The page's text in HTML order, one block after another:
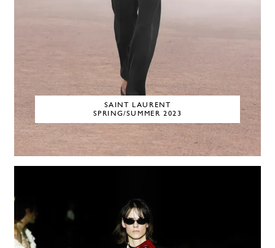
SAINT LAURENT
SPRING/SUMMER 2023